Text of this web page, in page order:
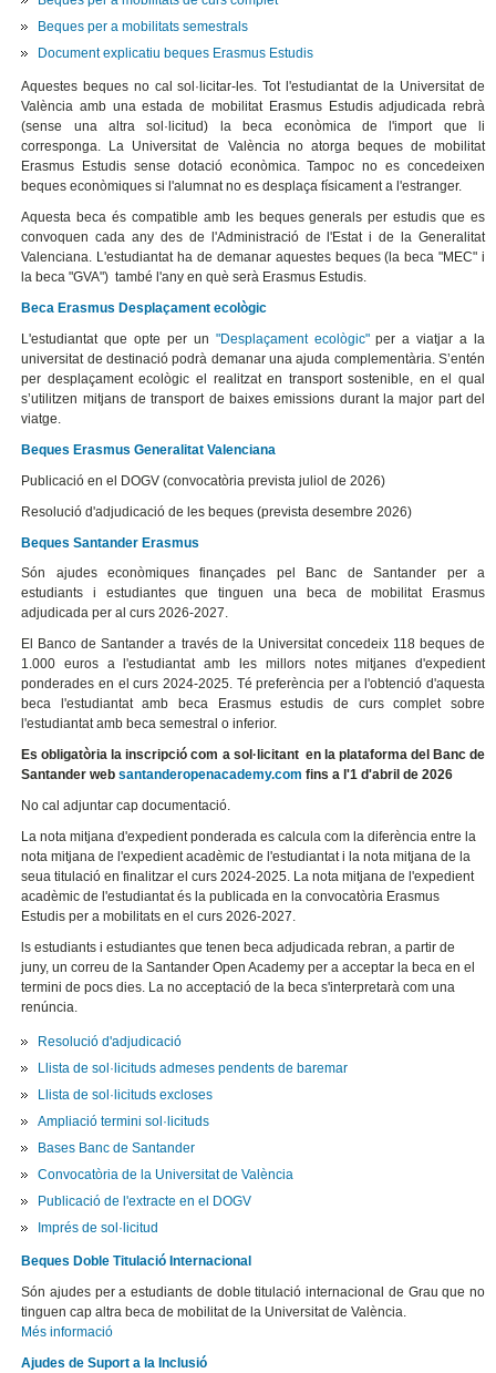
Beques per a mobilitats semestrals
Document explicatiu beques Erasmus Estudis
Aquestes beques no cal sol·licitar-les. Tot l'estudiantat de la Universitat de
València amb una estada de mobilitat Erasmus Estudis adjudicada rebrà
(sense una altra sol·licitud) la beca econòmica de l'import que li
corresponga. La Universitat de València no atorga beques de mobilitat
Erasmus Estudis sense dotació econòmica. Tampoc no es concedeixen
beques econòmiques si l'alumnat no es desplaça físicament a l'estranger.
Aquesta beca és compatible amb les beques generals per estudis que es
convoquen cada any des de l'Administració de l'Estat i de la Generalitat
Valenciana. L'estudiantat ha de demanar aquestes beques (la beca "MEC" i
la beca "GVA") també l'any en què serà Erasmus Estudis.
Beca Erasmus Desplaçament ecològic
L'estudiantat que opte per un "Desplaçament ecològic"per a viatjar a la
universitat de destinació podrà demanar una ajuda complementària. S’entén
per desplaçament ecològic el realitzat en transport sostenible, en el qual
s’utilitzen mitjans de transport de baixes emissions durant la major part del
viatge.
Beques Erasmus Generalitat Valenciana
Publicació en el DOGV (convocatòria prevista juliol de 2026)
Resolució d'adjudicació de les beques (prevista desembre 2026)
Beques Santander Erasmus
Són ajudes econòmiques finançades pel Banc de Santander per a
estudiants i estudiantes que tinguen una beca de mobilitat Erasmus
adjudicada per al curs 2026-2027.
El Banco de Santander a través de la Universitat concedeix 118 beques de
1.000 euros a l'estudiantat amb les millors notes mitjanes d'expedient
ponderades en el curs 2024-2025. Té preferència per a l'obtenció d'aquesta
beca l'estudiantat amb beca Erasmus estudis de curs complet sobre
l'estudiantat amb beca semestral o inferior.
Es obligatòria la inscripció com a sol·licitant en la plataforma del Banc de
Santander websantanderopenacademy.com fins a l'1 d'abril de 2026
No cal adjuntar cap documentació.
La nota mitjana d'expedient ponderada es calcula com la diferència entre la
nota mitjana de l'expedient acadèmic de l'estudiantat i la nota mitjana de la
seua titulació en finalitzar el curs 2024-2025. La nota mitjana de l'expedient
acadèmic de l'estudiantat és la publicada en la convocatòria Erasmus
Estudis per a mobilitats en el curs 2026-2027.
ls estudiants i estudiantes que tenen beca adjudicada rebran, a partir de
juny, un correu de la Santander Open Academy per a acceptar la beca en el
termini de pocs dies. La no acceptació de la beca s'interpretarà com una
renúncia.
Resolució d'adjudicació
Llista de sol·licituds admeses pendents de baremar
Llista de sol·licituds excloses
Ampliació termini sol·licituds
Bases Banc de Santander
Convocatòria de la Universitat de València
Publicació de l'extracte en el DOGV
Imprés de sol·licitud
Beques Doble Titulació Internacional
Són ajudes per a estudiants de doble titulació internacional de Grau que no
tinguen cap altra beca de mobilitat de la Universitat de València.
Més informació
Ajudes de Suport a la Inclusió